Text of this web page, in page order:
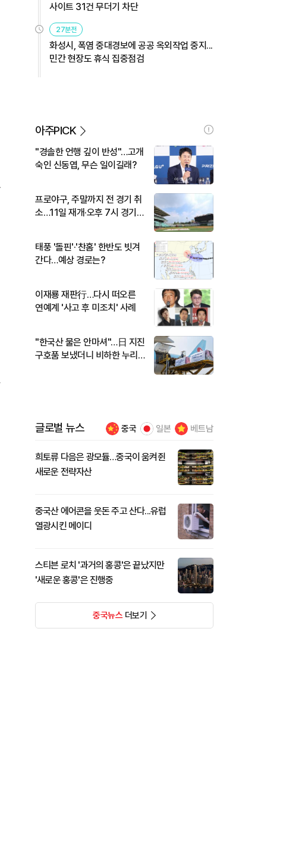
사이트 31건 무더기 차단
27분전
화성시, 폭염 중대경보에 공공 옥외작업 중지...
민간 현장도 휴식 집중점검
아주PICK
"경솔한 언행 깊이 반성"…고개
숙인 신동엽, 무슨 일이길래?
프로야구, 주말까지 전 경기 취
소…11일 재개·오후 7시 경기
태풍 '돌핀'·'찬홈' 한반도 빗겨
간다…예상 경로는?
이재룡 재판行…다시 떠오른
연예계 '사고 후 미조치' 사례
"한국산 물은 안마셔"…日 지진
구호품 보냈더니 비하한 누리
글로벌 뉴스 중국 일본 베트남
희토류 다음은 광모듈…중국이 움켜쥔
새로운 전략자산
중국산 에어콘을 웃돈 주고 산다...유럽
열광시킨 메이디
스티븐 로치 '과거의 홍콩'은 끝났지만
'새로운 홍콩'은 진행중
중국뉴스더보기